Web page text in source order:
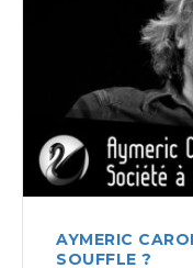
AYMERIC
SOUFFLE ?